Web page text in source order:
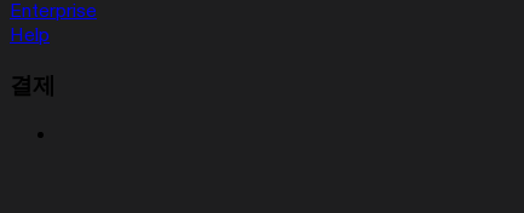
Enterprise
Help
결제